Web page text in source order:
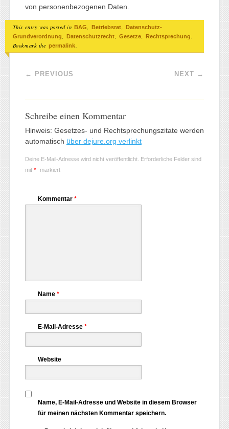
von personenbezogenen Daten.
This entry was posted in BAG, Betriebsrat,
Datenschutz-
Grundverordnung, Datenschutzrecht, Gesetze, Rechtsprechung.
Bookmark the permalink.
Post navigation
← PREVIOUS NEXT →
Schreibe einen Kommentar
Hinweis: Gesetzes- und Rechtsprechungszitate werden
automatisch über dejure.org verlinkt
Deine E-Mail-Adresse wird nicht veröffentlicht. Erforderliche Felder sind
mit * markiert
Kommentar *
Name *
E-Mail-Adresse *
Website
Name, E-Mail-Adresse und Website in diesem Browser
für meinen nächsten Kommentar speichern.